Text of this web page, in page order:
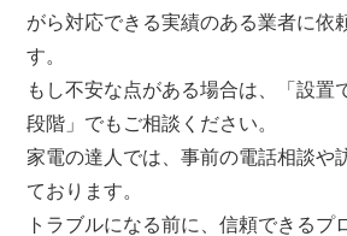
がら対応できる実績のある業者に依
す。
もし不安な点がある場合は、「設置
段階」でもご相談ください。
家電の達人では、事前の電話相談や
ております。
トラブルになる前に、信頼できるプ